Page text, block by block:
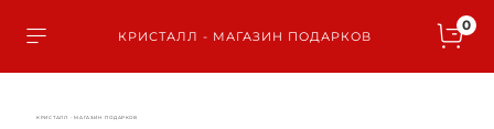
КРИСТАЛЛ - МАГАЗИН ПОДАРКОВ
0
КРИСТАЛЛ - МАГАЗИН ПОДАРКОВ